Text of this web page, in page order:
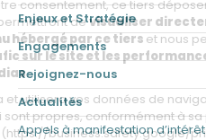
Enjeux et Stratégie
Engagements
Rejoignez-nous
Actualités
Appels à manifestation d’intérêt